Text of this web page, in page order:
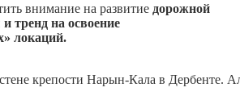
внимание на развитие дорожной
тренд на освоение
локаций.
крепости Нарын-Кала в Дербенте.